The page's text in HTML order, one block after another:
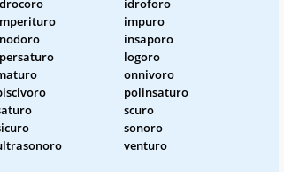
impuro
insaporo
logoro
onnivoro
polinsaturo
scuro
sonoro
venturo